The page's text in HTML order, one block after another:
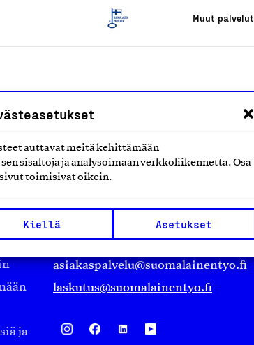
auttavat meitä kehittämään
sisältöjä ja analysoimaan verkkoliikennettä. Osa
toimisivat oikein.
Kiellä Asetukset
Muut palvelut
ja
Suomalainen työ ry
00130 Helsinki
Finland
asiakaspalvelu@suomalainentyo.fi
laskutus@suomalainentyo.fi